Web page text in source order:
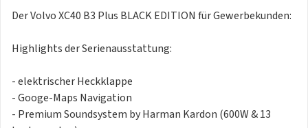
Der Volvo XC40 B3 Plus BLACK EDITION für Gewerbekunden:
Highlights der Serienausstattung:
- elektrischer Heckklappe
- Googe-Maps Navigation
- Premium Soundsystem by Harman Kardon (600W & 13